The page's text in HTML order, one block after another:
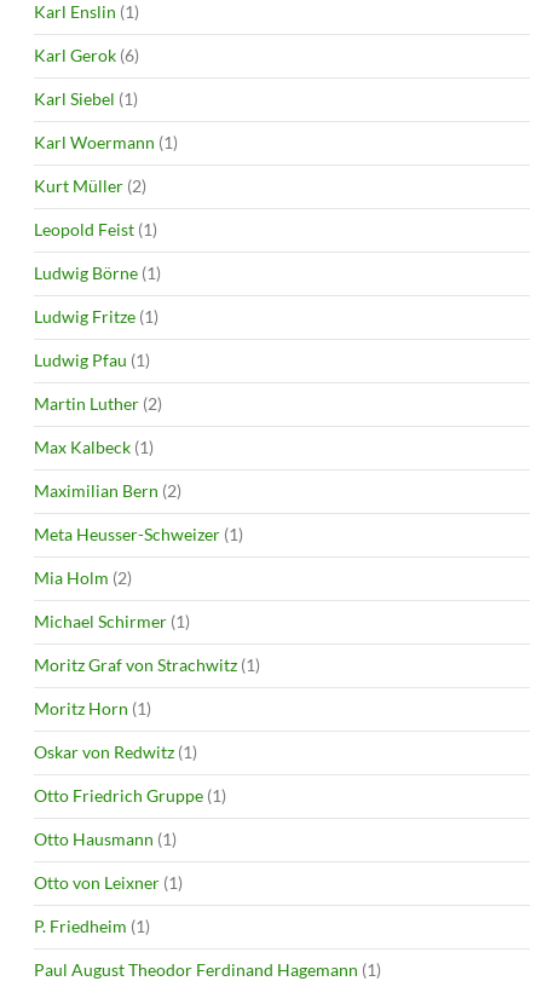
Karl Enslin (1)
Karl Gerok (6)
Karl Siebel (1)
Karl Woermann (1)
Kurt Müller (2)
Leopold Feist (1)
Ludwig Börne (1)
Ludwig Fritze (1)
Ludwig Pfau (1)
Martin Luther (2)
Max Kalbeck (1)
Maximilian Bern (2)
Meta Heusser-Schweizer (1)
Mia Holm (2)
Michael Schirmer (1)
Moritz Graf von Strachwitz (1)
Moritz Horn (1)
Oskar von Redwitz (1)
Otto Friedrich Gruppe (1)
Otto Hausmann (1)
Otto von Leixner (1)
P. Friedheim (1)
Paul August Theodor Ferdinand Hagemann (1)